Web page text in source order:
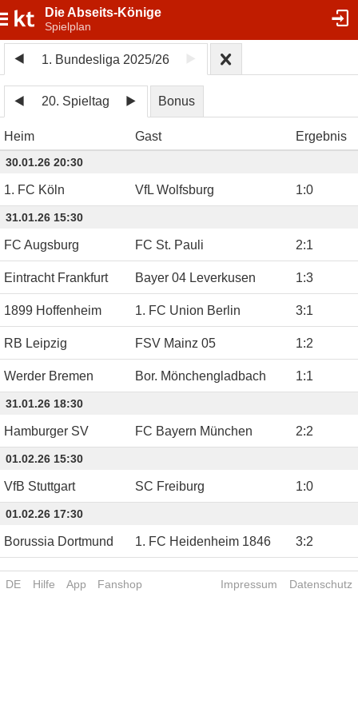
Die Abseits-Könige
Spielplan
1. Bundesliga 2025/26
20. Spieltag Bonus
Heim Gast Ergebnis
30.01.26 20:30
1. FC Köln VfL Wolfsburg 1:0
31.01.26 15:30
FC Augsburg FC St. Pauli 2:1
Eintracht Frankfurt Bayer 04 Leverkusen 1:3
1899 Hoffenheim 1. FC Union Berlin 3:1
RB Leipzig FSV Mainz 05 1:2
Werder Bremen Bor. Mönchengladbach 1:1
31.01.26 18:30
Hamburger SV FC Bayern München 2:2
01.02.26 15:30
VfB Stuttgart SC Freiburg 1:0
01.02.26 17:30
Borussia Dortmund 1. FC Heidenheim 1846 3:2
DE Hilfe App Fanshop Impressum Datenschutz